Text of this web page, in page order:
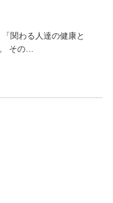
関わる人達の健康と
その…